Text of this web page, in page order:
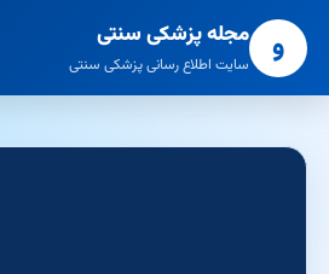
و مجله پزشکی سنتی
سایت اطلاع رسانی پزشکی سنتی